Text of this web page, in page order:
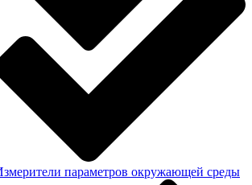
параметров окружающей среды